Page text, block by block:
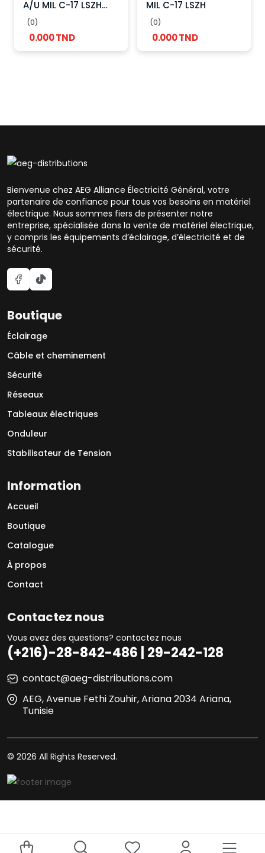
A/U MIL C-17 LSZH
75Ω
(0)
0.000 TND
MIL C-17 LSZH
(0)
0.000 TND
Bienvenue chez AEG Alliance Électricité Général, votre
partenaire de confiance pour tous vos besoins en matériel
électrique. Nous sommes fiers de présenter notre
entreprise, spécialisée dans la vente de matériel électrique,
y compris les équipements d’éclairage, d’électricité et de
sécurité.
Boutique
Éclairage
Câble et cheminement
Sécurité
Réseaux
Tableaux électriques
Onduleur
Stabilisateur de Tension
Information
Accueil
Boutique
Catalogue
À propos
Contact
Contactez nous
Vous avez des questions? contactez nous
(+216)-28-842-486 | 29-242-128
contact@aeg-distributions.com
AEG, Avenue Fethi Zouhir, Ariana 2034 Ariana,
Tunisie
© 2026 All Rights Reserved.
Your experience on this site will be improved by allowing